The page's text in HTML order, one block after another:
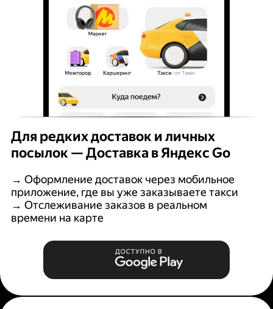
Для редких доставок и личных
посылок — Доставка в Яндекс Go
→ Оформление доставок через мобильное
приложение, где вы уже заказываете такси
→ Отслеживание заказов в реальном
времени на карте